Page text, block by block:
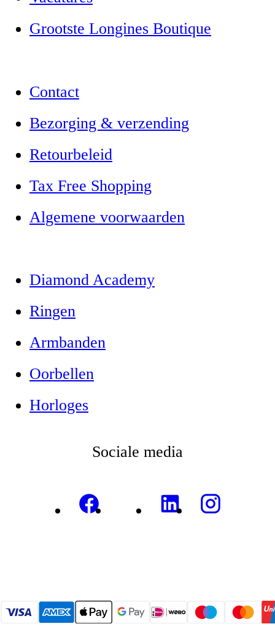
Grootste Longines Boutique
Contact
Bezorging & verzending
Retourbeleid
Tax Free Shopping
Algemene voorwaarden
Diamond Academy
Ringen
Armbanden
Oorbellen
Horloges
Sociale media